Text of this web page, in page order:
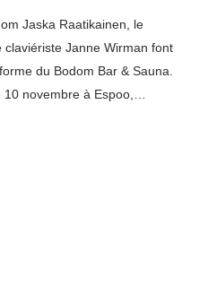
Jaska Raatikainen, le
Janne Wirman font
du Bodom Bar & Sauna.
novembre à Espoo,…